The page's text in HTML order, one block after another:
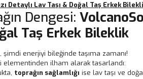
Detaylı Lav Taşı & Doğal Taş Erkek Bilekli
Dengesi:
Taş Erkek Bileklik
şimdi enerjiyi bileğinde taşıma zamanı!
elementinden ilham alarak tasarlandı:
toprağın sağlamlığı ise lav taşı ve